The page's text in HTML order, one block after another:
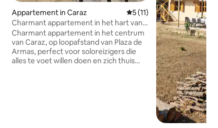
Appartement in Caraz Gemiddelde beoordeling
5 (11)
Charmant appartement in het hart van
Caraz
Charmant appartement in het centrum
van Caraz, op loopafstand van Plaza de
Armas, perfect voor soloreizigers die
alles te voet willen doen en zich thuis